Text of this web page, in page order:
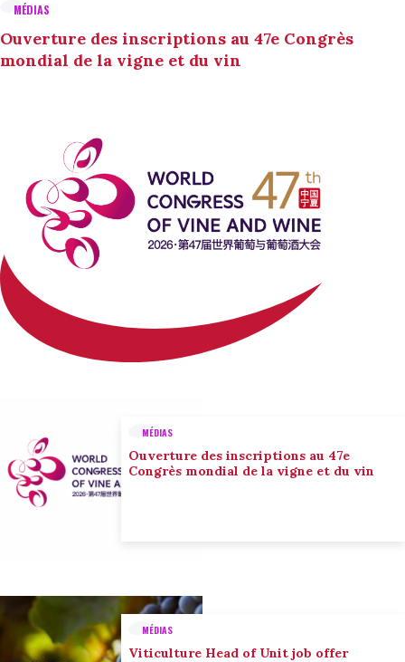
MÉDIAS
Ouverture des inscriptions au 47e Congrès
mondial de la vigne et du vin
MÉDIAS
Ouverture des inscriptions au 47e
Congrès mondial de la vigne et du vin
MÉDIAS
Viticulture Head of Unit job offer